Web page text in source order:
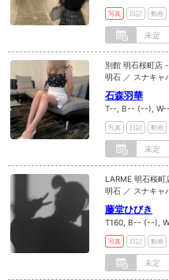
写真 日記 動画
未定
別館 明石桜町店
明石 ／ スナキャ
石森羽華
T--, B-- (--),
写真 日記 動画
未定
LARME 明石桜町
明石 ／ スナキャ
藤堂ひびき
T160, B-- (--),
写真 日記 動画
未定